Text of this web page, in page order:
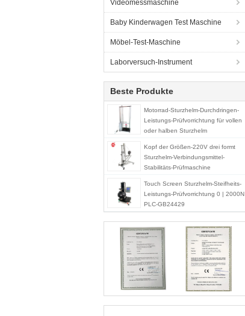
Videomessmaschine
Baby Kinderwagen Test Maschine
Möbel-Test-Maschine
Laborversuch-Instrument
Beste Produkte
Motorrad-Sturzhelm-Durchdringen-
Leistungs-Prüfvorrichtung für vollen
oder halben Sturzhelm
Kopf der Größen-220V drei formt
Sturzhelm-Verbindungsmittel-
Stabilitäts-Prüfmaschine
Touch Screen Sturzhelm-Steifheits-
Leistungs-Prüfvorrichtung 0 | 2000N
PLC-GB24429